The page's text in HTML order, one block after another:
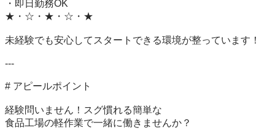
・即日勤務OK
★・☆・★・☆・★
未経験でも安心してスタートできる環境が整っています！
---
# アピールポイント
経験問いません！スグ慣れる簡単な
食品工場の軽作業で一緒に働きませんか？